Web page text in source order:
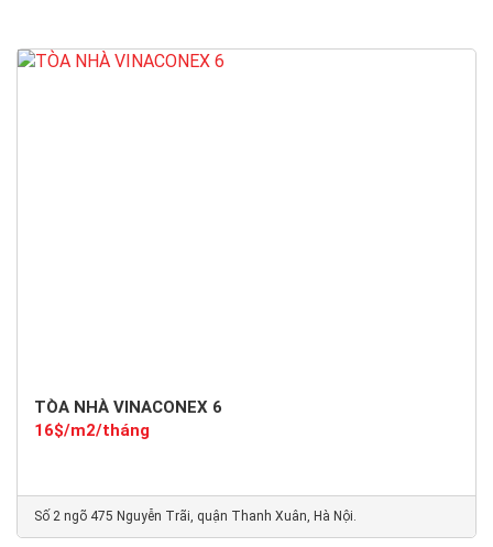
TÒA NHÀ VINACONEX 6
16$/m2/tháng
Số 2 ngõ 475 Nguyễn Trãi, quận Thanh Xuân, Hà Nội.